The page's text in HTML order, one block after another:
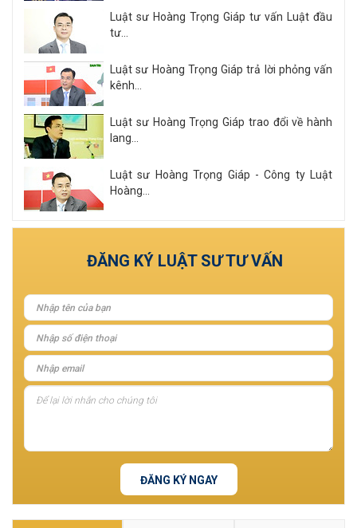
Luật sư Hoàng Trọng Giáp tư vấn Luật đầu
tư...
Luật sư Hoàng Trọng Giáp trả lời phỏng vấn
kênh...
Luật sư Hoàng Trọng Giáp trao đổi về hành
lang...
Luật sư Hoàng Trọng Giáp - Công ty Luật
Hoàng...
Xem tất cả
ĐĂNG KÝ LUẬT SƯ TƯ VẤN
ĐĂNG KÝ NGAY